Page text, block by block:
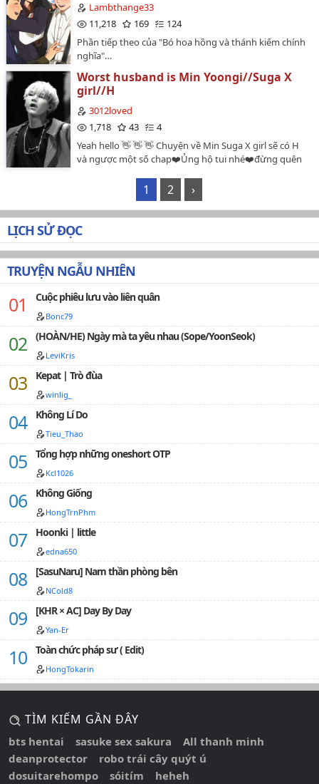
Lambthange33
11,218
169
124
Phần tiếp theo của "Bó hoa hồng và thánh kiếm chính
nghĩa"…
Worst husband is Min Yoongi//Suga X
girl//H
3012loved
1,718
43
4
Yeah hello 👋 👋 👋 Chuyện về Min Suga X girl sẽ có H
và ngược một số chap❤️Ủng hộ tui nhé❤️đừng quên
1 2 ›
LỊCH SỬ ĐỌC
TRUYỆN NGẪU NHIÊN
Cuộc phiêu lưu vào liên quân
Bonc79
(HOÀN/HE) Ngày mà ta yêu nhau (Sope/YoonSeok)
LeviKris
Kepat | Trò đùa
winlig_
Không Lí Do
Tieu_Thao
Tổng hợp những oneshort OTP
Kcl1026
Không Giống
HongTrnPhm
Hoonki | little
edna650
[SasuNaru] Nam thần phòng bên
NCold8
[KHR × AC] Day By Day
Yan-Er
Toàn chức pháp sư ( Edit)
HongTokarin
TÌM KIẾM GẦN ĐÂY
bts hentai sasuke sex sakura
All thanh minh
deanprotector
robo trái cây quýt ú
dosuitarehompo
sóitím heheh